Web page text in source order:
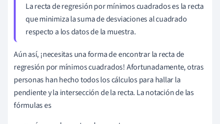
La recta de regresión por mínimos cuadradoses la recta
que minimiza la suma de desviaciones al cuadrado
respecto a los datos de la muestra.
Aún así, ¡necesitas una forma de encontrar la recta de
regresión por mínimos cuadrados! Afortunadamente, otras
personas han hecho todos los cálculos para hallar la
pendiente y la intersección de la recta. La notación de las
fórmulas es